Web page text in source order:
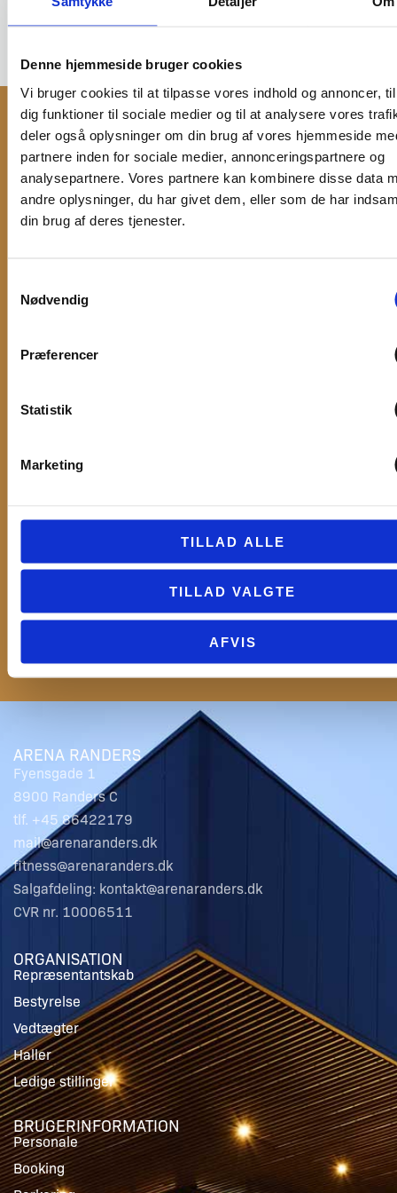
Denne hjemmeside bruger cookies
Vi bruger cookies til at tilpasse vores indhold og annoncer,
dig funktioner til sociale medier og til at analysere vores
deler også oplysninger om din brug af vores hjemmeside
partnere inden for sociale medier, annonceringspartnere og
analysepartnere. Vores partnere kan kombinere disse data
andre oplysninger, du har givet dem, eller som de har
din brug af deres tjenester.
Nødvendig
Præferencer
Statistik
Marketing
TILLAD ALLE
TILLAD VALGTE
AFVIS
KONTAKT OS
Du er velkommen til at skrive til os via
formularen. Du kan også kontakte os på +45
direkte, finder du dem alle
SEND
ARENA RANDERS
Fyensgade 1
8900 Randers C
tlf. +45 86422179
mail@arenaranders.dk
fitness@arenaranders.dk
Salgafdeling: kontakt@arenaranders.dk
CVR nr. 10006511
ORGANISATION
Repræsentantskab
Bestyrelse
Vedtægter
Haller
Ledige stillinger
BRUGERINFORMATION
Personale
Booking